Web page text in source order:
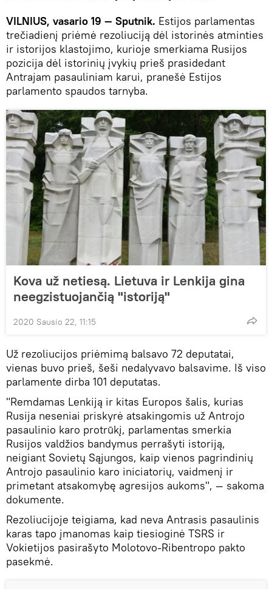
VILNIUS, vasario 19 — Sputnik. Estijos parlamentas
trečiadienį priėmė rezoliuciją dėl istorinės atminties
ir istorijos klastojimo, kurioje smerkiama Rusijos
pozicija dėl istorinių įvykių prieš prasidedant
Antrajam pasauliniam karui, pranešė Estijos
parlamento spaudos tarnyba.
Kova už netiesą. Lietuva ir Lenkija gina
neegzistuojančią "istoriją"
2020 Sausio 22, 11:15
Už rezoliucijos priėmimą balsavo 72 deputatai,
vienas buvo prieš, šeši nedalyvavo balsavime. Iš viso
parlamente dirba 101 deputatas.
"Remdamas Lenkiją ir kitas Europos šalis, kurias
Rusija neseniai priskyrė atsakingomis už Antrojo
pasaulinio karo protrūkį, parlamentas smerkia
Rusijos valdžios bandymus perrašyti istoriją,
neigiant Sovietų Sąjungos, kaip vienos pagrindinių
Antrojo pasaulinio karo iniciatorių, vaidmenį ir
primetant atsakomybę agresijos aukoms", — sakoma
dokumente.
Rezoliucijoje teigiama, kad neva Antrasis pasaulinis
karas tapo įmanomas kaip tiesioginė TSRS ir
Vokietijos pasirašyto Molotovo-Ribentropo pakto
pasekmė.